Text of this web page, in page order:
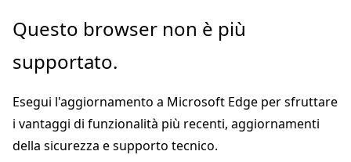
Ignora
passa
contenuto
principale
Questo browser non è più
supportato.
Esegui l'aggiornamento a Microsoft Edge per sfruttare
i vantaggi di funzionalità più recenti, aggiornamenti
della sicurezza e supporto tecnico.